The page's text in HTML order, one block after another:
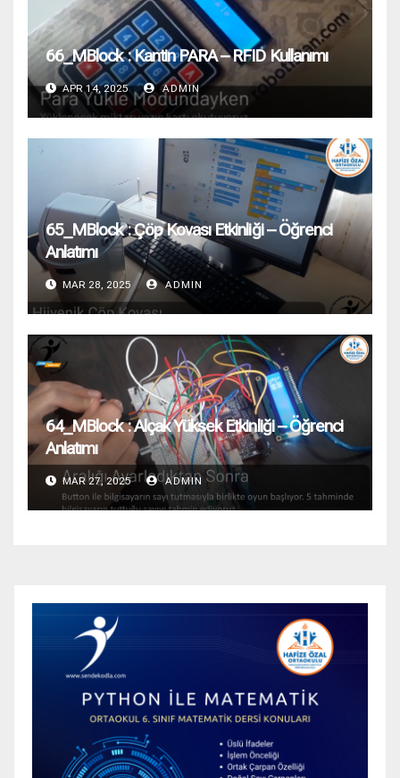
66_MBlock : Kantin PARA – RFID Kullanımı
APR 14, 2025 ADMIN
65_MBlock : Çöp Kovası Etkinliği – Öğrenci
Anlatımı
MAR 28, 2025 ADMIN
64_MBlock : Alçak Yüksek Etkinliği – Öğrenci
Anlatımı
MAR 27, 2025 ADMIN